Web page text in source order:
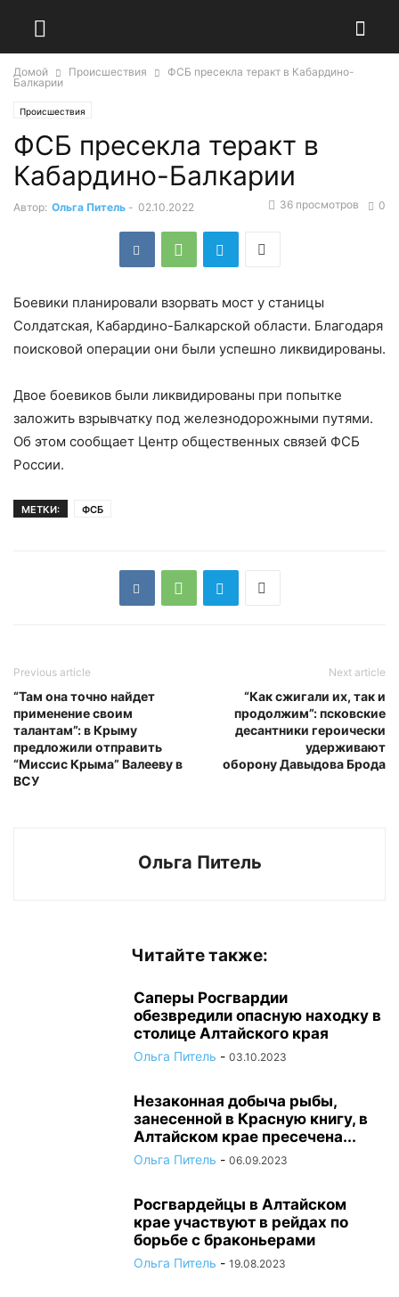
Домой Происшествия
ФСБ пресекла теракт в Кабардино-
Балкарии
Происшествия
ФСБ пресекла теракт в
Кабардино-Балкарии
Автор: Ольга Питель - 02.10.2022 0
36 просмотров
Боевики планировали взорвать мост у станицы
Солдатская, Кабардино-Балкарской области. Благодаря
поисковой операции они были успешно ликвидированы.
Двое боевиков были ликвидированы при попытке
заложить взрывчатку под железнодорожными путями.
Об этом сообщает Центр общественных связей ФСБ
России.
МЕТКИ: ФСБ
Previous article
“Там она точно найдет
применение своим
талантам”: в Крыму
предложили отправить
“Миссис Крыма” Валееву в
ВСУ
Next article
“Как сжигали их, так и
продолжим”: псковские
десантники героически
удерживают
оборону Давыдова Брода
Ольга Питель
Читайте также:
Саперы Росгвардии
обезвредили опасную находку в
столице Алтайского края
Ольга Питель - 03.10.2023
Незаконная добыча рыбы,
занесенной в Красную книгу, в
Алтайском крае пресечена...
Ольга Питель - 06.09.2023
Росгвардейцы в Алтайском
крае участвуют в рейдах по
борьбе с браконьерами
Ольга Питель - 19.08.2023